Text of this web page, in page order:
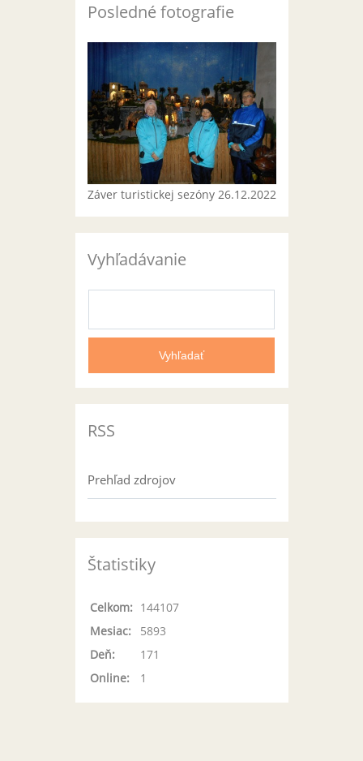
Posledné fotografie
Záver turistickej sezóny 26.12.2022
Vyhľadávanie
RSS
Prehľad zdrojov
Štatistiky
Online: 1
Celkom: 144107
Mesiac:
5893
Deň:
171